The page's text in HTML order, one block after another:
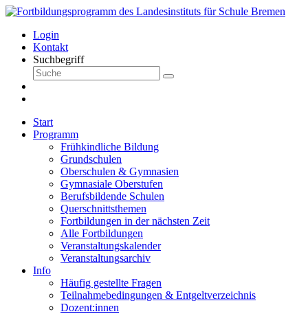
Login
Kontakt
Suchbegriff
Start
Programm
Frühkindliche Bildung
Grundschulen
Oberschulen & Gymnasien
Gymnasiale Oberstufen
Berufsbildende Schulen
Querschnittsthemen
Fortbildungen in der nächsten Zeit
Alle Fortbildungen
Veranstaltungskalender
Veranstaltungsarchiv
Info
Häufig gestellte Fragen
Teilnahmebedingungen & Entgeltverzeichnis
Dozent:innen